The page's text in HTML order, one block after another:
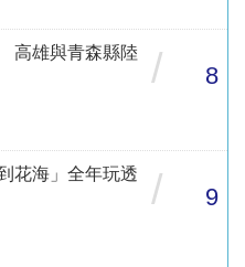
高雄與青森縣陸
/ 8
花海」全年玩透
/ 9